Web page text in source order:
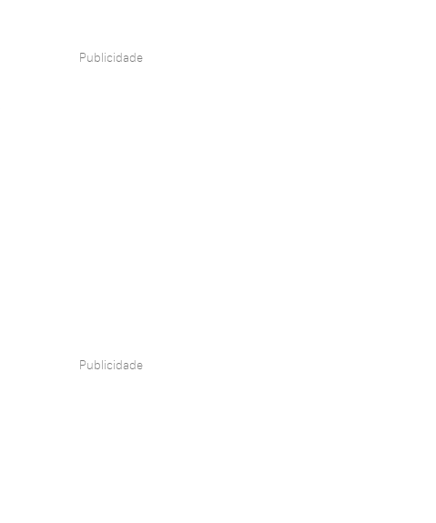
Publicidade
Publicidade